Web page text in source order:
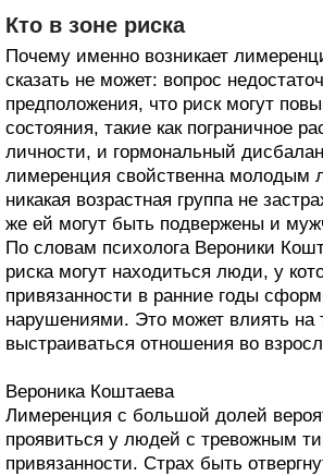
Кто в зоне риска
Почему именно возникает
сказать не может: вопрос
предположения, что риск могут
состояния, такие как пограничное
личности, и гормональный
лимеренция свойственна молодым
никакая возрастная группа не
же ей могут быть подвержены и
По словам психолога Вероники
риска могут находиться люди, у
привязанности в ранние годы
нарушениями. Это может влиять на
выстраиваться отношения во
Вероника Коштаева
Лимеренция с большой долей
проявиться у людей с тревожным
привязанности. Страх быть